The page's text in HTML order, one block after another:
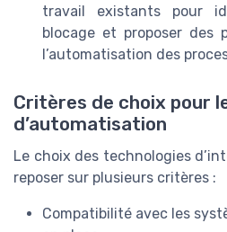
travail existants pour
blocage et proposer des
l’automatisation des
Critères de choix pour
d’automatisation
Le choix des technologies
reposer sur plusieurs critères :
Compatibilité avec les